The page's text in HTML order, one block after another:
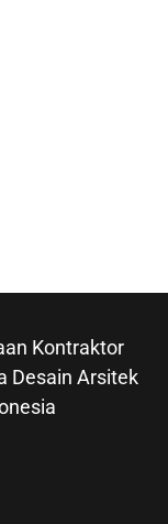
Kontraktor
Desain Arsitek